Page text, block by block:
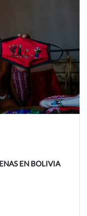
EN BOLIVIA